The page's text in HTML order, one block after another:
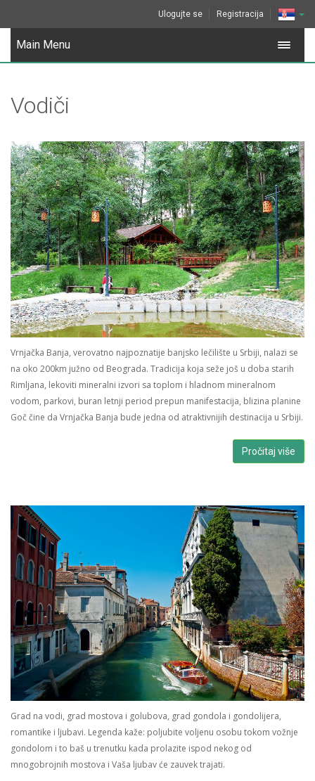
Ulogujte se Registracija
Main Menu
Vodiči
Vrnjačka Banja, verovatno najpoznatije banjsko lečilište u Srbiji, nalazi se
na oko 200km južno od Beograda. Tradicija koja seže još u doba starih
Rimljana, lekoviti mineralni izvori sa toplom i hladnom mineralnom
vodom, parkovi, buran letnji period prepun manifestacija, blizina planine
Goč čine da Vrnjačka Banja bude jedna od atraktivnijih destinacija u Srbiji.
Pročitaj više
Grad na vodi, grad mostova i golubova, grad gondola i gondolijera,
romantike i ljubavi. Legenda kaže: poljubite voljenu osobu tokom vožnje
gondolom i to baš u trenutku kada prolazite ispod nekog od
mnogobrojnih mostova i Vaša ljubav će zauvek trajati.